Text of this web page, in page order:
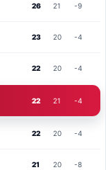
26 21 -9
23 20 -4
22 20 -4
22 21 -4
22 20 -4
21 20 -8